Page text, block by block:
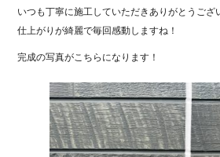
いつも丁寧に施工していただきありがとうござ
仕上がりが綺麗で毎回感動しますね！
完成の写真がこちらになります！